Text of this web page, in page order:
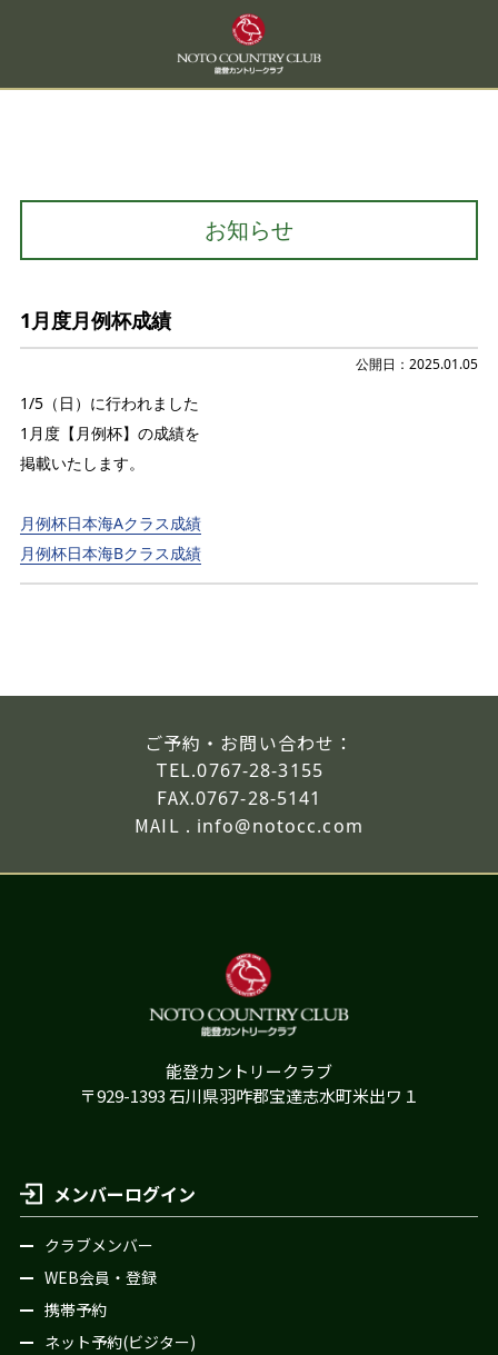
お知らせ
1月度月例杯成績
公開日：2025.01.05
1/5（日）に行われました
1月度【月例杯】の成績を
掲載いたします。
月例杯日本海Aクラス成績
月例杯日本海Bクラス成績
ご予約・お問い合わせ：
TEL.0767-28-3155
FAX.0767-28-5141
MAIL . info@notocc.com
能登カントリークラブ
〒929-1393 石川県羽咋郡宝達志水町米出ワ１
メンバーログイン
クラブメンバー
WEB会員・登録
携帯予約
ネット予約(ビジター)